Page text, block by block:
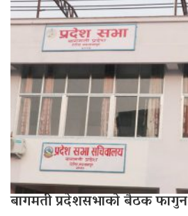
बागमती प्रदेशसभाको बैठक